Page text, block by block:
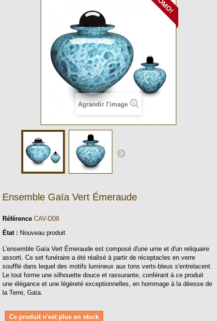
Agrandir l'image
Ensemble Gaïa Vert Émeraude
Référence CAV-D08
État : Nouveau produit
L'ensemble Gaïa Vert Émeraude est composé d'une urne et d'un reliquaire
assorti. Ce set funéraire a été réalisé à partir de réceptacles en verre
soufflé dans lequel des motifs lumineux aux tons verts-bleus s'entrelacent.
Le tout forme une silhouette douce et rassurante, conférant à ce produit
une élégance et une légèreté exceptionnelles, en hommage à la déesse de
la Terre, Gaïa.
Ce produit n'est plus en stock